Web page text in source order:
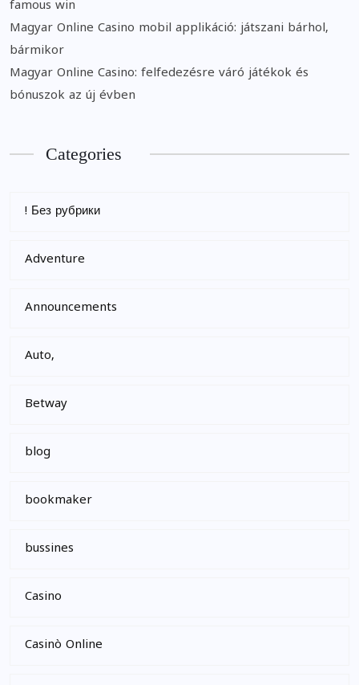
famous win
Magyar Online Casino mobil applikáció: játszani bárhol,
bármikor
Magyar Online Casino: felfedezésre váró játékok és
bónuszok az új évben
Categories
! Без рубрики
Adventure
Announcements
Auto,
Betway
blog
bookmaker
bussines
Casino
Casinò Online